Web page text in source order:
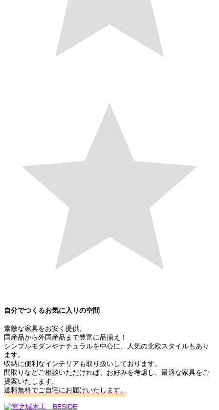
自分でつくるお気に入りの空間
素敵な家具をお安く提供。
国産品から外国産品まで豊富に品揃え！
シンプルモダンやナチュラルを中心に、人気の北欧スタイルもあり
ます。
収納に便利なインテリアも取り扱いしております。
間取りなどご相談いただければ、お好みを考慮し、最適な家具をご
提案いたします。
送料無料でご自宅にお届けいたします。